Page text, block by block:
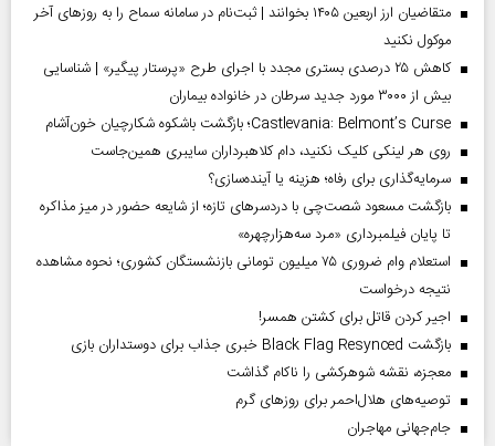
متقاضیان ارز اربعین ۱۴۰۵ بخوانند | ثبت‌نام در سامانه سماح را به روز‌های آخر
موکول نکنید
کاهش ۲۵ درصدی بستری مجدد با اجرای طرح «پرستار پیگیر» | شناسایی
بیش از ۳۰۰۰ مورد جدید سرطان در خانواده بیماران
Castlevania: Belmont’s Curse؛ بازگشت باشکوه شکارچیان خون‌آشام
روی هر لینکی کلیک نکنید، دام کلاهبرداران سایبری همین‌جاست
سرمایه‌گذاری برای رفاه؛ هزینه یا آینده‌سازی؟
بازگشت مسعود شصت‌چی با دردسر‌های تازه؛ از شایعه حضور در میز مذاکره
تا پایان فیلمبرداری «مرد سه‌هزارچهره»
استعلام وام ضروری ۷۵ میلیون تومانی بازنشستگان کشوری؛ نحوه مشاهده
نتیجه درخواست
اجیر کردن قاتل برای کشتن همسر!
بازگشت Black Flag Resynced خبری جذاب برای دوستداران بازی
معجزه، نقشه شوهرکشی را ناکام گذاشت
توصیه‌های هلال‌احمر برای روز‌های گرم
جام‌جهانی مهاجران